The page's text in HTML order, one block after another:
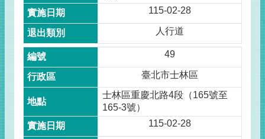
115-02-28
人行道
49
臺北市士林區
士林區重慶北路4段（165號至
165-3號）
115-02-28